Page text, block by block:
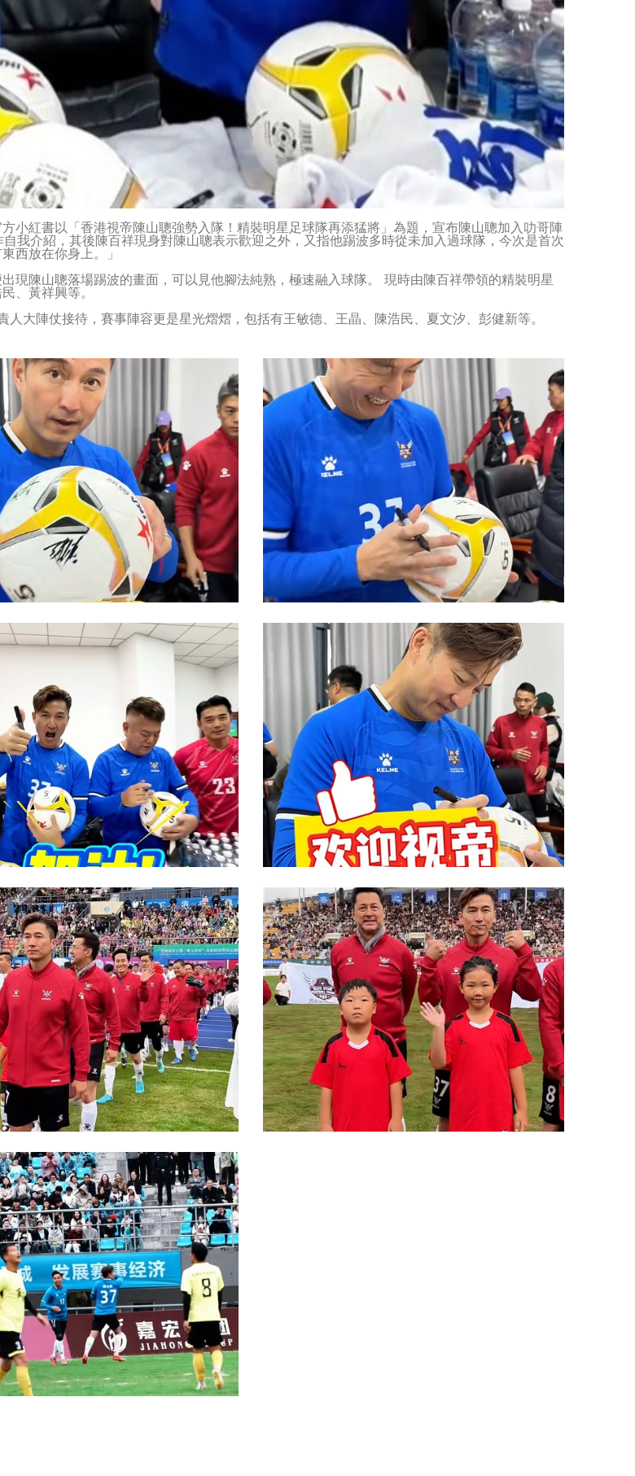
小紅書以「香港視帝陳山聰強勢入隊！精裝明星足球隊再添猛將」為題，宣布陳山聰加入叻哥陣
我介紹，其後陳百祥現身對陳山聰表示歡迎之外，又指他踢波多時從未加入過球隊，今次是首次
西放在你身上。」
現陳山聰落場踢波的畫面，可以見他腳法純熟，極速融入球隊。 現時由陳百祥帶領的精裝明星
、黃祥興等。
大陣仗接待，賽事陣容更是星光熠熠，包括有王敏德、王晶、陳浩民、夏文汐、彭健新等。